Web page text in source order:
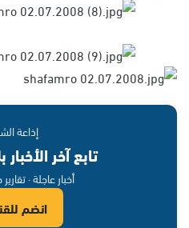
إذاعة
تابع آخر
أخبار عاجلة ·
انضم